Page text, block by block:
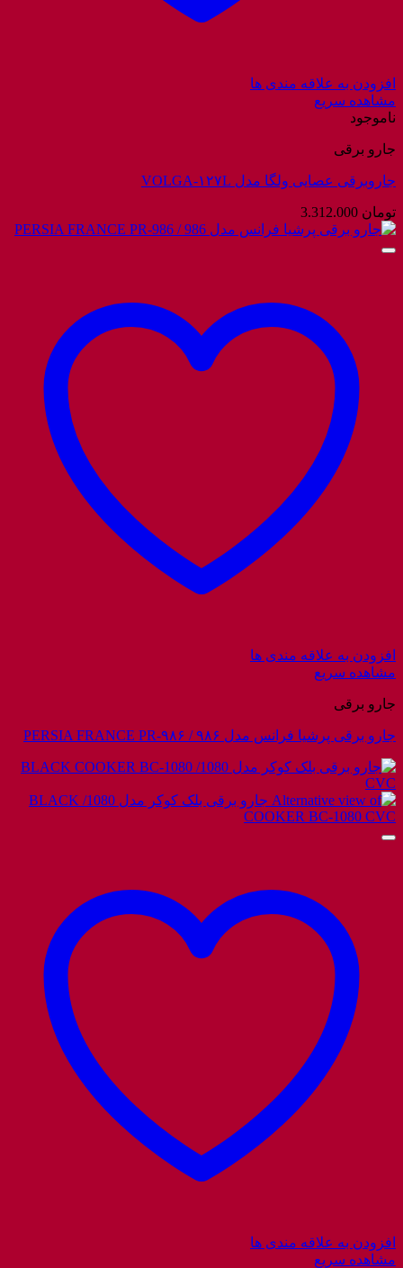
افزودن به علاقه مندی ها
مشاهده سریع
ناموجود
جارو برقی
جاروبرقی عصایی ولگا مدل VOLGA-۱۲۷L
تومان
افزودن به علاقه مندی ها
مشاهده سریع
جارو برقی
جارو برقی پرشیا فرانس مدل ۹۸۶ / PERSIA FRANCE PR-۹۸۶
افزودن به علاقه مندی ها
مشاهده سریع